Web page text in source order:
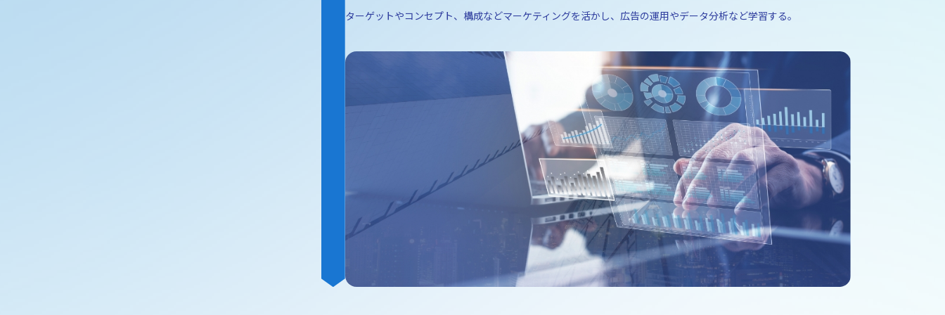
ターゲットやコンセプト、構成などマーケティングを活かし、広告の運用やデータ分析など学習する。